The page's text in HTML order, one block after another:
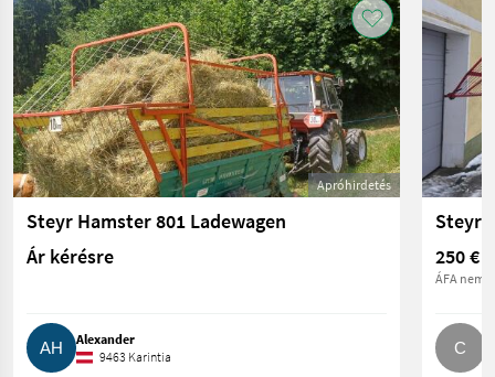
Apróhirdetés
Steyr Hamster 801 Ladewagen
Ár kérésre
Alexander
9463 Karintia
250 €
ÁFA nem